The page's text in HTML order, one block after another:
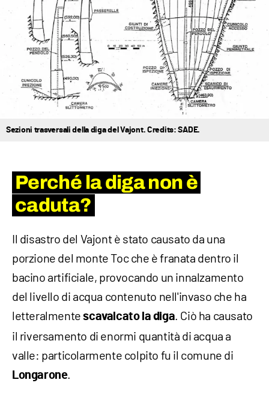
Sezioni trasversali della diga del Vajont. Credits: SADE.
Perché la diga non è
caduta?
Il disastro del Vajont è stato causato da una
porzione del monte Toc che è franata dentro il
bacino artificiale, provocando un innalzamento
del livello di acqua contenuto nell'invaso che ha
letteralmentescavalcato la diga . Ciò ha causato
il riversamento di enormi quantità di acqua a
valle: particolarmente colpito fu il comune di
Longarone.